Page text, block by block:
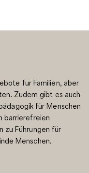
für Familien, aber
Zudem gibt es auch
für Menschen
barrierefreien
zu Führungen für
Menschen.